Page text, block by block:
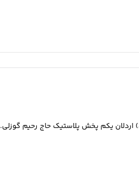
یکم پخش پلاستیک حاج رحیم گوزلی.